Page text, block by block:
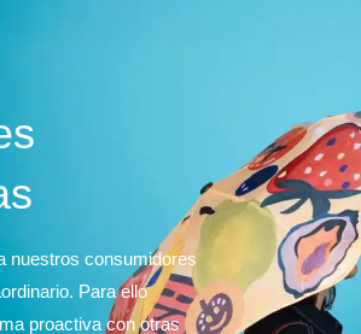
nuestros consumidores
Para ello
proactiva con otras